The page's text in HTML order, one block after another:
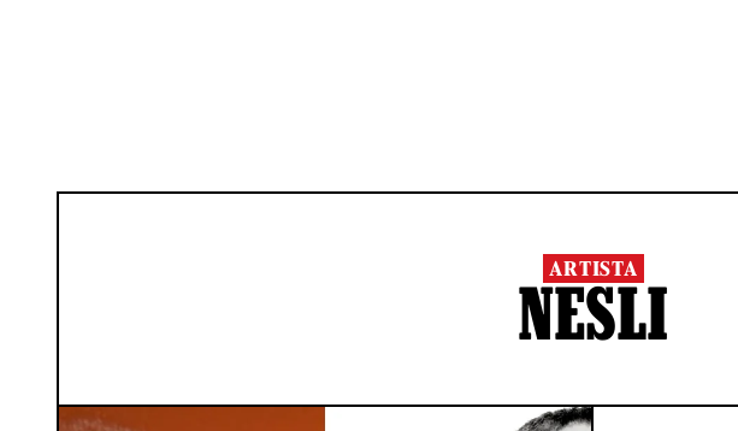
ARTISTA
NESLI